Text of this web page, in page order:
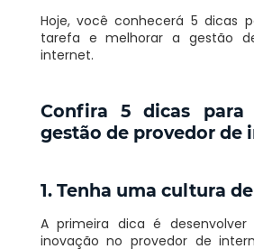
Hoje, você conhecerá 5 dicas
tarefa e melhorar a gestão
internet.
Confira 5 dicas para
gestão de provedor de
1. Tenha uma cultura
A primeira dica é
inovação no provedor de